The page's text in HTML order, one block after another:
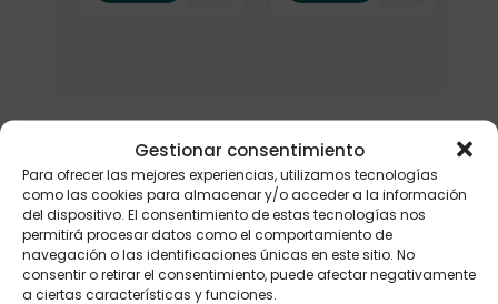
Gestionar consentimiento
Para ofrecer las mejores experiencias, utilizamos tecnologías
como las cookies para almacenar y/o acceder a la información
del dispositivo. El consentimiento de estas tecnologías nos
permitirá procesar datos como el comportamiento de
navegación o las identificaciones únicas en este sitio. No
consentir o retirar el consentimiento, puede afectar negativamente
a ciertas características y funciones.